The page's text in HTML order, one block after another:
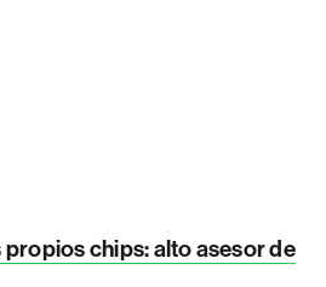
chips: alto asesor de